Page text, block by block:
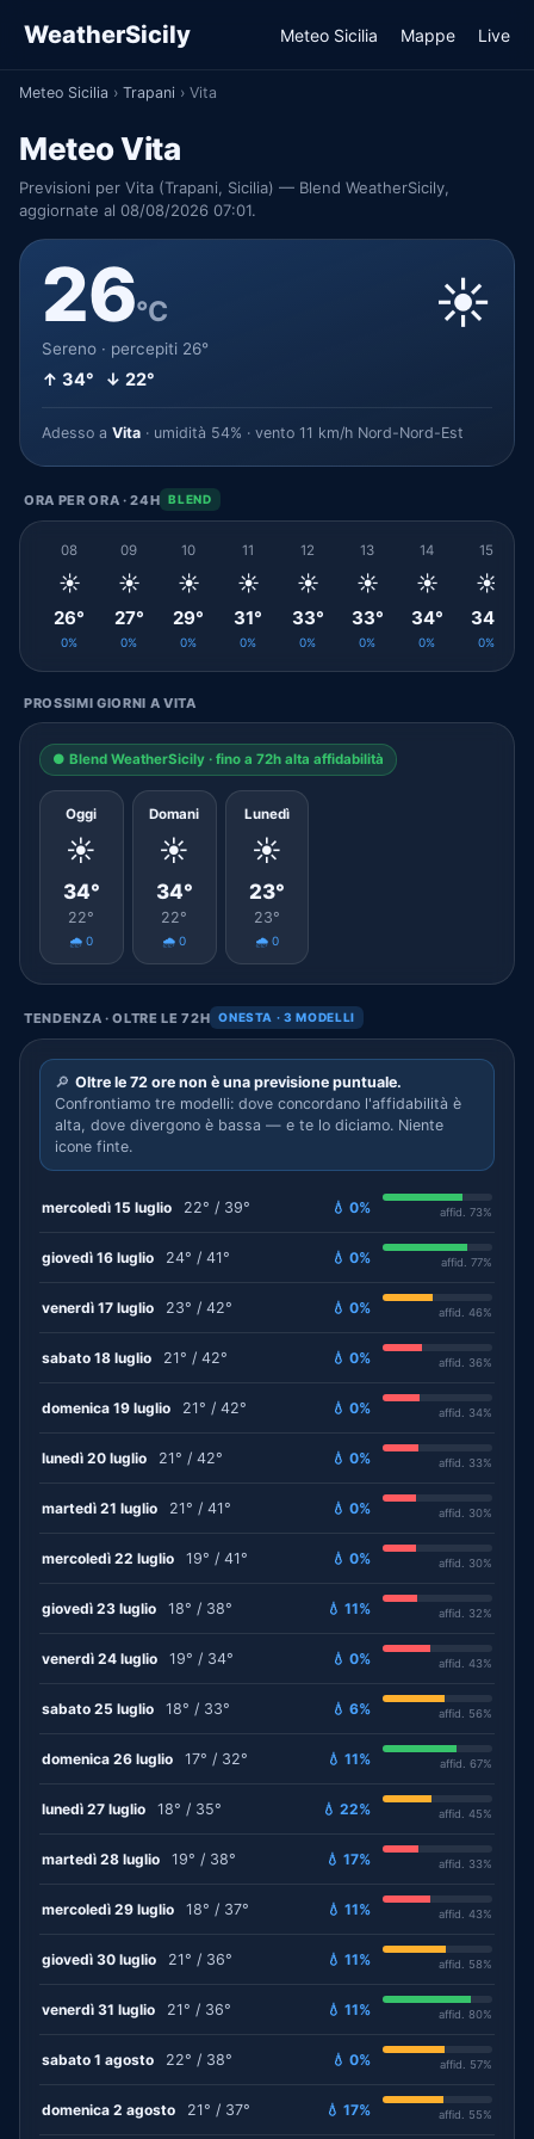
WeatherSicily Meteo Sicilia Mappe Live
Meteo Sicilia › Trapani › Vita
Meteo Vita
Previsioni per Vita (Trapani, Sicilia) — Blend WeatherSicily,
aggiornate al 08/08/2026 07:01.
26°C
Sereno · percepiti 26°
↑ 34° ↓ 22°
☀️
Adesso a Vita · umidità 54% · vento 11 km/h Nord-Nord-Est
ORA PER ORA · 24H BLEND
08
☀️
26°
0%
09
☀️
27°
0%
10
☀️
29°
0%
11
☀️
31°
0%
12
☀️
33°
0%
13
☀️
33°
0%
14
☀️
34°
0%
15
☀️
34°
0%
PROSSIMI GIORNI A VITA
● Blend WeatherSicily · fino a 72h alta affidabilità
Oggi
☀️
34°
22°
🌧️ 0
Domani
☀️
34°
22°
🌧️ 0
Lunedì
☀️
23°
23°
🌧️ 0
TENDENZA · OLTRE LE 72H ONESTA · 3 MODELLI
🔎 Oltre le 72 ore non è una previsione puntuale.
Confrontiamo tre modelli: dove concordano l'affidabilità è
alta, dove divergono è bassa — e te lo diciamo. Niente
icone finte.
mercoledì 15 luglio 22° / 39° 💧 0% affid. 73%
giovedì 16 luglio 24° / 41° 💧 0% affid. 77%
venerdì 17 luglio 23° / 42° 💧 0% affid. 46%
sabato 18 luglio 21° / 42° 💧 0% affid. 36%
domenica 19 luglio 21° / 42° 💧 0% affid. 34%
lunedì 20 luglio 21° / 42° 💧 0% affid. 33%
martedì 21 luglio 21° / 41° 💧 0% affid. 30%
mercoledì 22 luglio 19° / 41° 💧 0% affid. 30%
giovedì 23 luglio 18° / 38° 💧 11% affid. 32%
venerdì 24 luglio 19° / 34° 💧 0% affid. 43%
sabato 25 luglio 18° / 33° 💧 6% affid. 56%
domenica 26 luglio 17° / 32° 💧 11% affid. 67%
lunedì 27 luglio 18° / 35° 💧 22% affid. 45%
martedì 28 luglio 19° / 38° 💧 17% affid. 33%
mercoledì 29 luglio 18° / 37° 💧 11% affid. 43%
giovedì 30 luglio 21° / 36° 💧 11% affid. 58%
venerdì 31 luglio 21° / 36° 💧 11% affid. 80%
sabato 1 agosto 22° / 38° 💧 0% affid. 57%
domenica 2 agosto 21° / 37° 💧 17% affid. 55%